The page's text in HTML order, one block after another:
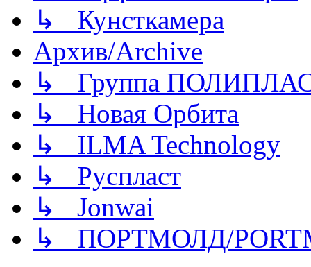
↳ Кунсткамера
Архив/Archive
↳ Группа
↳ Новая Орбита
↳ ILMA Technology
↳ Руспласт
↳ Jonwai
↳ ПОРТМОЛД/